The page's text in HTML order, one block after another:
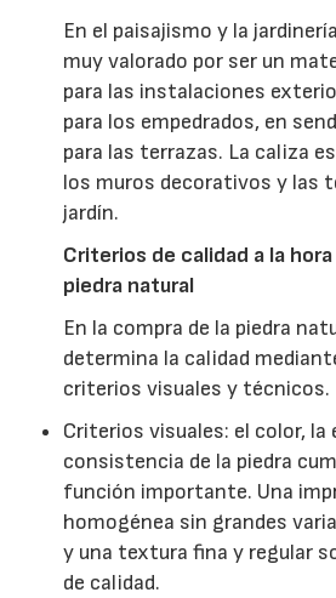
En el paisajismo y la
muy valorado por ser un
para las instalaciones
para los empedrados, en
para las terrazas. La caliza
los muros decorativos y las
jardín.
Criterios de calidad a la
piedra natural
En la compra de la piedra
determina la calidad
criterios visuales y técnicos.
Criterios visuales: el color,
consistencia de la piedra
función importante. Una
homogénea sin grandes
y una textura fina y regular
de calidad.